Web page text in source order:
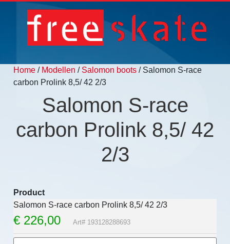
Home / Modellen / Salomon boots / Salomon S-race
carbon Prolink 8,5/ 42 2/3
Salomon S-race
carbon Prolink 8,5/ 42
2/3
Product
Salomon S-race carbon Prolink 8,5/ 42 2/3
€ 226,00 Art# 193128288693